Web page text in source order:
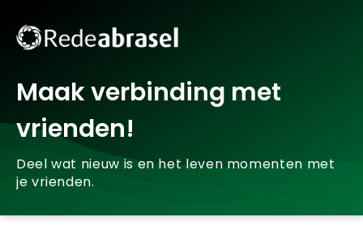
Maak verbinding met
vrienden!
Deel wat nieuw is en het leven momenten met
je vrienden.